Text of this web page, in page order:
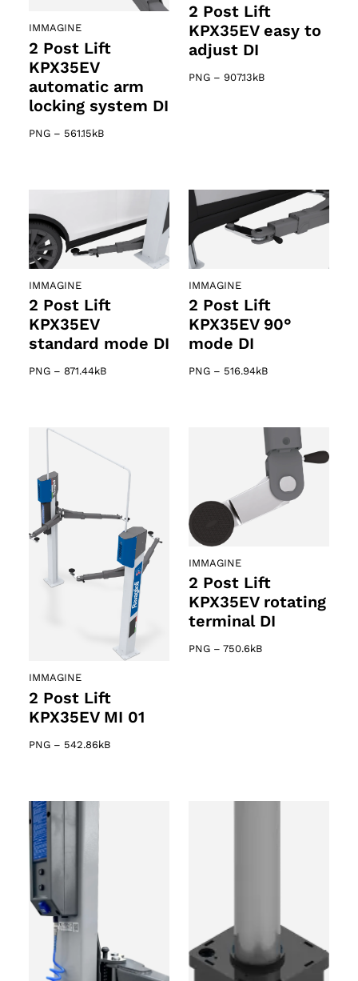
IMMAGINE
2 Post Lift
KPX35EV
automatic arm
locking system DI
PNG – 561.15kB
2 Post Lift
KPX35EV easy to
adjust DI
PNG – 907.13kB
IMMAGINE
2 Post Lift
KPX35EV
standard mode DI
PNG – 871.44kB
IMMAGINE
2 Post Lift
KPX35EV 90°
mode DI
PNG – 516.94kB
IMMAGINE
2 Post Lift
KPX35EV MI 01
PNG – 542.86kB
IMMAGINE
2 Post Lift
KPX35EV rotating
terminal DI
PNG – 750.6kB